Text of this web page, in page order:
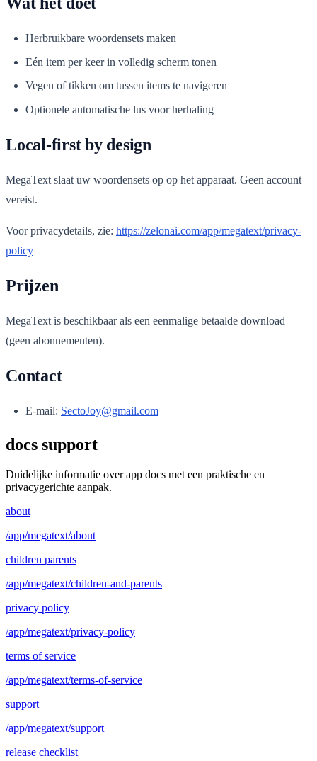
Herbruikbare woordensets maken
Eén item per keer in volledig scherm tonen
Vegen of tikken om tussen items te navigeren
Optionele automatische lus voor herhaling
Local-first by design
MegaText slaat uw woordensets op op het apparaat. Geen account
vereist.
Voor privacydetails, zie: https://zelonai.com/app/megatext/privacy-
policy
Prijzen
MegaText is beschikbaar als een eenmalige betaalde download
(geen abonnementen).
Contact
E-mail: SectoJoy@gmail.com
docs support
Duidelijke informatie over app docs met een praktische en
privacygerichte aanpak.
about
/app/megatext/about
children parents
/app/megatext/children-and-parents
privacy policy
/app/megatext/privacy-policy
terms of service
/app/megatext/terms-of-service
support
/app/megatext/support
release checklist